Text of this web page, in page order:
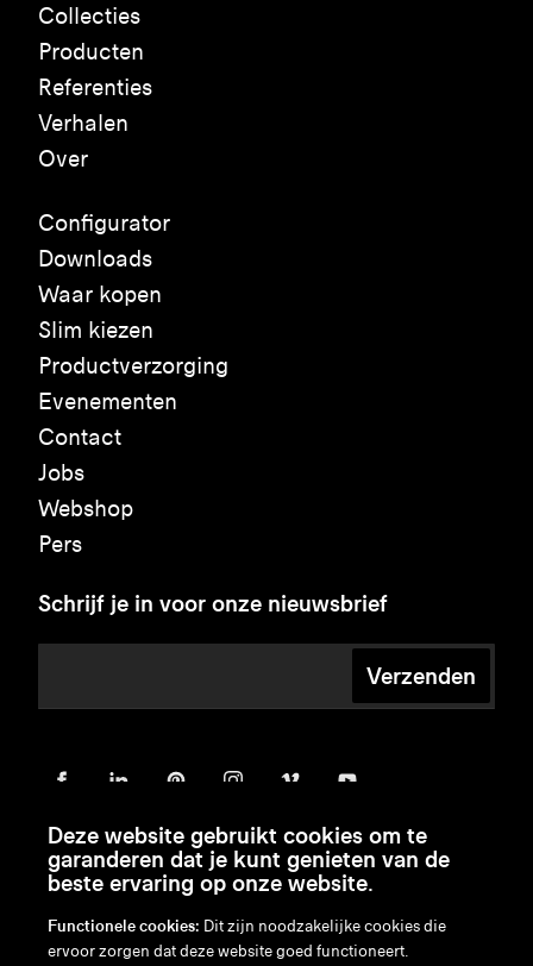
Collecties
Producten
Referenties
Verhalen
Over
Configurator
Downloads
Waar kopen
Slim kiezen
Productverzorging
Evenementen
Contact
Jobs
Webshop
Pers
Schrijf je in voor onze nieuwsbrief
Verzenden
en/nl/fr/de
Deze website gebruikt cookies om te
garanderen dat je kunt genieten van de
beste ervaring op onze website.
Functionele cookies: Dit zijn noodzakelijke cookies die
ervoor zorgen dat deze website goed functioneert.